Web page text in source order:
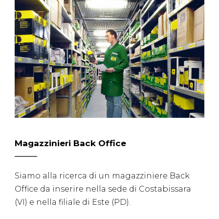
Magazzinieri Back Office
Siamo alla ricerca di un magazziniere Back
Office da inserire nella sede di Costabissara
(VI) e nella filiale di Este (PD).